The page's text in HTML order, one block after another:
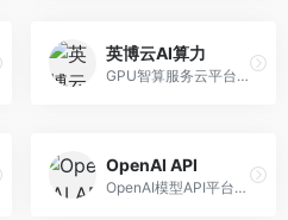
英博云AI算力
GPU智算服务云平台，专注于AI算力租赁。面向AI研究者和企业，提供GPU租赁、模型训练、推理服务等，算力资源丰富。
OpenAI API
OpenAI模型API平台，提供GPT系列模型服务。面向开发者，提供模型API、微调服务、Assistants API等，是AI开发领域的基础设施。